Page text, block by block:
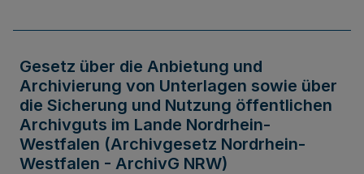
Gesetz über die Anbietung und
Archivierung von Unterlagen sowie über
die Sicherung und Nutzung öffentlichen
Archivguts im Lande Nordrhein-
Westfalen (Archivgesetz Nordrhein-
Westfalen - ArchivG NRW)